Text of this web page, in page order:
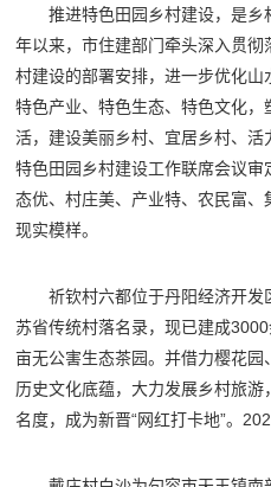
推进特色田园乡村建设，是
年以来，市住建部门牵头深入贯
村建设的部署安排，进一步优化
特色产业、特色生态、特色文化
活，建设美丽乡村、宜居乡村、
特色田园乡村建设工作联席会议审
态优、村庄美、产业特、农民富
现实模样。
祈钦村六都位于丹阳经济开
苏省传统村落名录，现已建成
亩无公害生态茶园。并借力樱花
历史文化底蕴，大力发展乡村旅游
名度，成为新晋“网红打卡地”。